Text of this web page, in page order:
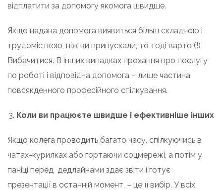
відплатити за допомогу якомога швидше.
Якщо надана допомога виявиться більш складною і
трудомісткою, ніж ви припускали, то тоді варто (!)
Вибачитися. В інших випадках прохання про послугу
по роботі і відповідна допомога – лише частина
повсякденного професійного спілкування.
Коли ви працюєте швидше і ефективніше інших
Якщо колега проводить багато часу, спілкуючись в
чатах-курилках або гортаючи соцмережі, а потім у
паніці перед дедлайнами здає звіти і готує
презентації в останній момент, – це її вибір. У всіх